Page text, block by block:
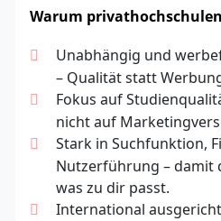
Warum
Unabhängig und
– Qualität statt
Fokus auf
nicht auf
Stark in Suchfunktion,
Nutzerführung – damit
was zu dir passt.
International